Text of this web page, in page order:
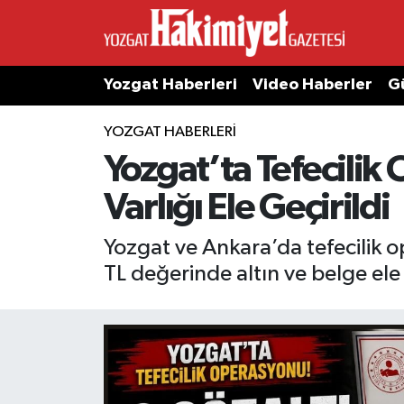
Yozgat Haberleri Video Haberler
YOZGAT HABERLERI
Yozgat’ta Tefecilik
Varlığı Ele Geçirildi
Yozgat ve Ankara’da tefecilik
TL değerinde altın ve belge